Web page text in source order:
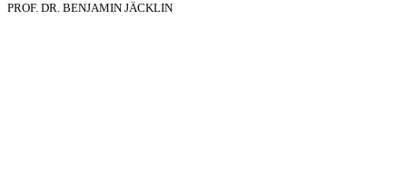
PROF. DR. BENJAMIN JÄCKLIN